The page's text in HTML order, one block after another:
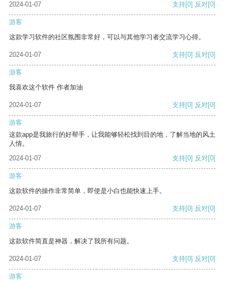
2024-01-07 支持[0] 反对[0]
游客
这款学习软件的社区氛围非常好，可以与其他学习者交流学习心得。
2024-01-07 支持[0] 反对[0]
游客
我喜欢这个软件 作者加油
2024-01-07 支持[0] 反对[0]
游客
这款app是我旅行的好帮手，让我能够轻松找到目的地，了解当地的风土
人情。
2024-01-07
支持[0] 反对[0]
游客
这款软件的操作非常简单，即使是小白也能快速上手。
2024-01-07 支持[0] 反对[0]
游客
这款软件简直是神器，解决了我所有问题。
2024-01-07 支持[0] 反对[0]
游客